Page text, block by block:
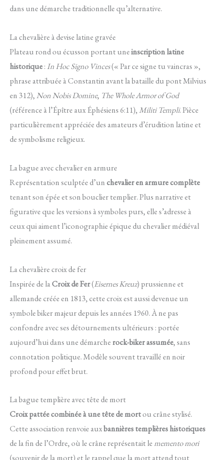
dans une démarche traditionnelle qu’alternative.
La chevalière à devise latine gravée
Plateau rond ou écusson portant uneinscription latine
historique:In Hoc Signo Vinces(« Par ce signe tu vaincras »,
phrase attribuée à Constantin avant la bataille du pont Milvius
en 312), Non Nobis Domine, The Whole Armor of God
(référence à l’Épître aux Éphésiens 6:11),Militi Templi. Pièce
particulièrement appréciée des amateurs d’érudition latine et
de symbolisme religieux.
La bague avec chevalier en armure
Représentation sculptée d’unchevalier en armure complète
tenant son épée et son bouclier templier. Plus narrative et
figurative que les versions à symboles purs, elle s’adresse à
ceux qui aiment l’iconographie épique du chevalier médiéval
pleinement assumé.
La chevalière croix de fer
Inspirée de laCroix de Fer(Eisernes Kreuz) prussienne et
allemande créée en 1813, cette croix est aussi devenue un
symbole biker majeur depuis les années 1960. À ne pas
confondre avec ses détournements ultérieurs : portée
aujourd’hui dans une démarche rock-biker assumée, sans
connotation politique. Modèle souvent travaillé en noir
profond pour effet brut.
La bague templière avec tête de mort
Croix pattée combinée à une tête de mortou crâne stylisé.
Cette association renvoie auxbannières templières historiques
de la fin de l’Ordre, où le crâne représentait le memento mori
(souvenir de la mort) et le rappel que la mort attend tout